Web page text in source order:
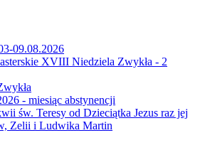
09.08.2026
XVIII Niedziela Zwykła - 2
- miesiąc abstynencji
św. Teresy od Dzieciątka Jezus raz jej
Zelii i Ludwika Martin